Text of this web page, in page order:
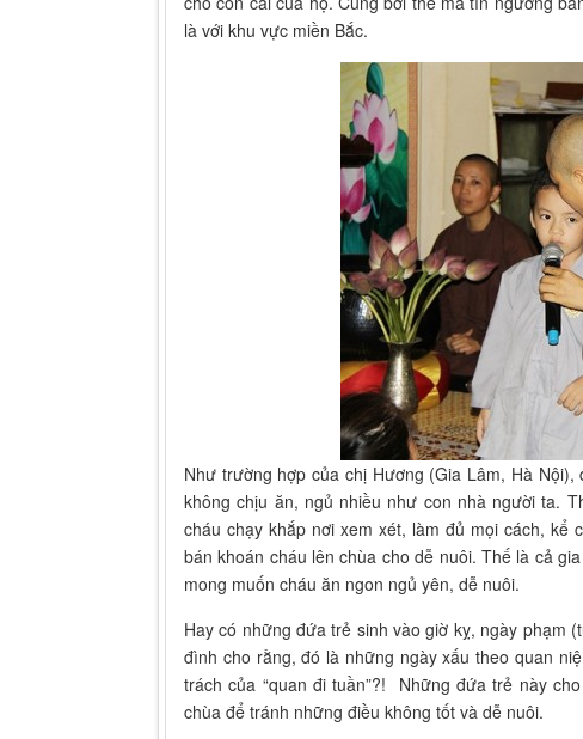
là với khu vực miền Bắc.
Như trường hợp của chị Hương (Gia Lâm, Hà
không chịu ăn, ngủ nhiều như con nhà người ta.
cháu chạy khắp nơi xem xét, làm đủ mọi cách,
bán khoán cháu lên chùa cho dễ nuôi. Thế là cả
mong muốn cháu ăn ngon ngủ yên, dễ nuôi.
Hay có những đứa trẻ sinh vào giờ kỵ, ngày phạm
đình cho rằng, đó là những ngày xấu theo quan
trách của “quan đi tuần”?! Những đứa trẻ này
chùa để tránh những điều không tốt và dễ nuôi.